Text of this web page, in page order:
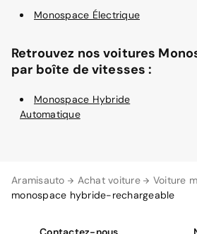
Aramisauto Achat voiture
Voiture
monospace hybride-rechargeable
Monospace Électrique
Retrouvez nos voitures
par boîte de vitesses :
Monospace Hybride
Automatique